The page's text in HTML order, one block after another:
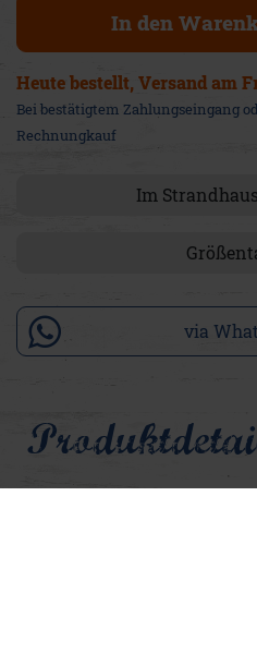
In den
Heute bestellt, Versand am
Bei bestätigtem Zahlungseingang
Rechnungkauf
Im
via